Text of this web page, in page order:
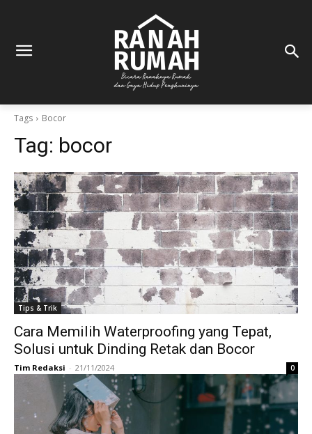
Tags Bocor
Tag: bocor
Tips & Trik
Cara Memilih Waterproofing yang Tepat,
Solusi untuk Dinding Retak dan Bocor
Tim Redaksi - 21/11/2024 0